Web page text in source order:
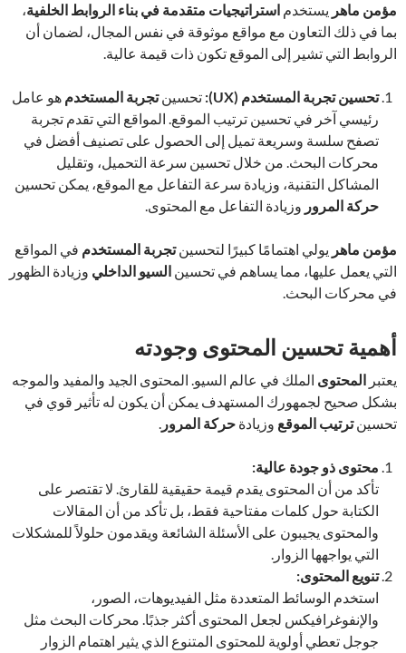
مؤمن ماهر يستخدم استراتيجيات متقدمة في بناء الروابط الخلفية،
بما في ذلك التعاون مع مواقع موثوقة في نفس المجال، لضمان أن
الروابط التي تشير إلى الموقع تكون ذات قيمة عالية.
تحسين تجربة المستخدم (UX): تحسينتجربة المستخدم هو عامل
رئيسي آخر في تحسين ترتيب الموقع. المواقع التي تقدم تجربة
تصفح سلسة وسريعة تميل إلى الحصول على تصنيف أفضل في
محركات البحث. من خلال تحسين سرعة التحميل، وتقليل
المشاكل التقنية، وزيادة سرعة التفاعل مع الموقع، يمكن تحسين
حركة المرور وزيادة التفاعل مع المحتوى.
مؤمن ماهر يولي اهتمامًا كبيرًا لتحسينتجربة المستخدم في المواقع
التي يعمل عليها، مما يساهم في تحسين السيو الداخلي وزيادة الظهور
في محركات البحث.
أهمية تحسين المحتوى وجودته
يعتبر المحتوى الملك في عالم السيو. المحتوى الجيد والمفيد والموجه
بشكل صحيح لجمهورك المستهدف يمكن أن يكون له تأثير قوي في
تحسينترتيب الموقع وزيادة حركة المرور .
محتوى ذو جودة عالية:
تأكد من أن المحتوى يقدم قيمة حقيقية للقارئ. لا تقتصر على
الكتابة حول كلمات مفتاحية فقط، بل تأكد من أن المقالات
والمحتوى يجيبون على الأسئلة الشائعة ويقدمون حلولاً للمشكلات
التي يواجهها الزوار.
تنويع المحتوى:
استخدم الوسائط المتعددة مثل الفيديوهات، الصور،
والإنفوغرافيكس لجعل المحتوى أكثر جذبًا. محركات البحث مثل
جوجل تعطي أولوية للمحتوى المتنوع الذي يثير اهتمام الزوار